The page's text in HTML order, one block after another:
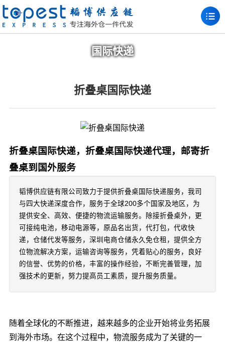
国际快递
折叠桌国际快递
折叠桌国际快递，折叠桌国际快递代理，邮寄折
叠桌到国外服务
韬博供应链有限公司致力于提供折叠桌国际快递服务，我司
与四大快递深度合作，服务于全球200多个国家及地区，为
提供安全、高效、便捷的物流运输服务。除接折叠桌外，更
可接纯电池，移动电源等，原品名出货，代打包，代收快
递，仓储代发等服务，深圳电商仓储永久免仓租，提供全方
位物流解决方案，运输咨询等服务，凭着贴心的服务，良好
的信誉、优势的价格，丰富的操作经验，不断完善管理，加
强技术的更新，努力提高员工素质，提升服务质量。
随着全球化的不断推进，越来越多的企业开始将业务拓展
到海外市场。在这个过程中，物流服务成为了关键的一